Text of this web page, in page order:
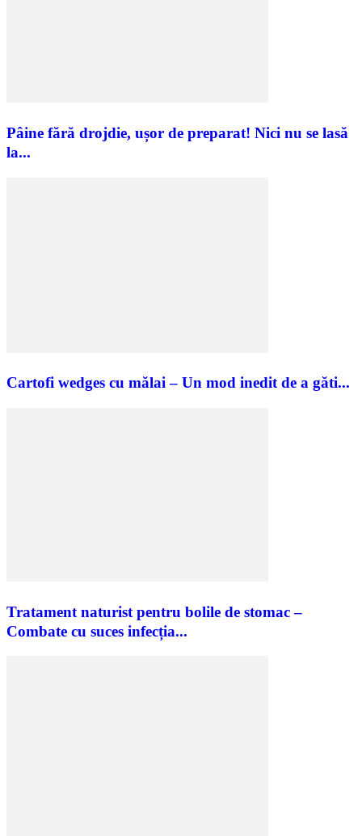
Pâine fără drojdie, ușor de preparat! Nici nu se lasă
la...
Cartofi wedges cu mălai – Un mod inedit de a găti...
Tratament naturist pentru bolile de stomac –
Combate cu suces infecția...